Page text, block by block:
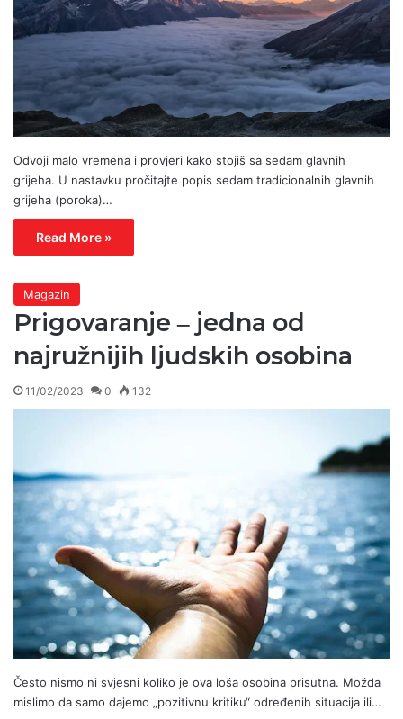
Odvoji malo vremena i provjeri kako stojiš sa sedam glavnih
grijeha. U nastavku pročitajte popis sedam tradicionalnih glavnih
grijeha (poroka)…
Read More »
Magazin
Prigovaranje ‒ jedna od
najružnijih ljudskih osobina
11/02/2023 0 132
Često nismo ni svjesni koliko je ova loša osobina prisutna. Možda
mislimo da samo dajemo „pozitivnu kritiku“ određenih situacija ili…